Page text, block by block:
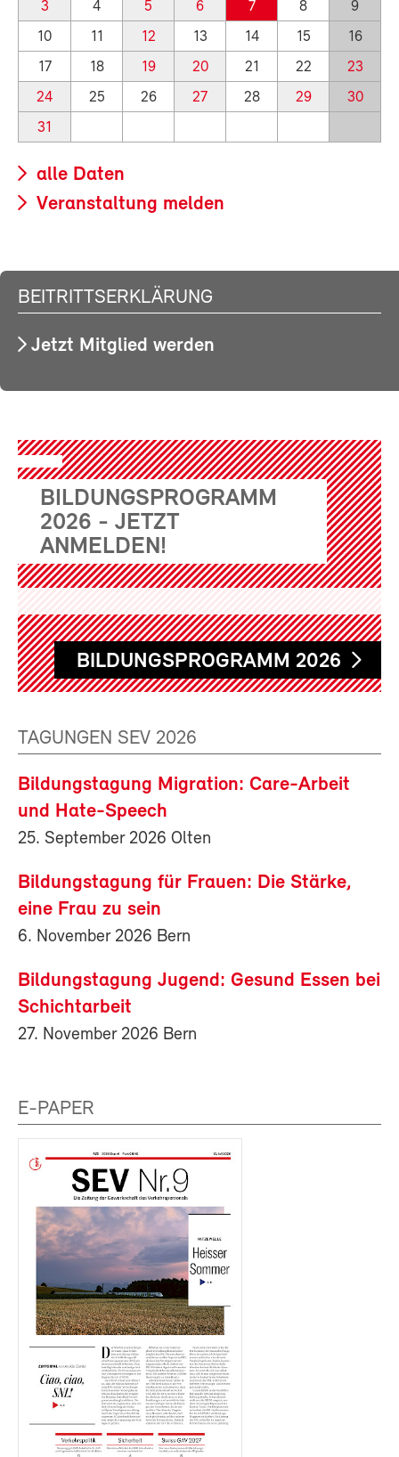
3 4 5 6 7 8
9
10
11 12 13 14 15
16
17
18 19 20 21 22
23
24
25 26 27 28 29
30
31
alle Daten
Veranstaltung melden
BEITRITTSERKLÄRUNG
Jetzt Mitglied werden
BILDUNGSPROGRAMM
2026 - JETZT
ANMELDEN!
BILDUNGSPROGRAMM 2026
TAGUNGEN SEV 2026
Bildungstagung Migration: Care-Arbeit
und Hate-Speech
25. September 2026 Olten
Bildungstagung für Frauen: Die Stärke,
eine Frau zu sein
6. November 2026 Bern
Bildungstagung Jugend: Gesund Essen bei
Schichtarbeit
27. November 2026 Bern
E-PAPER